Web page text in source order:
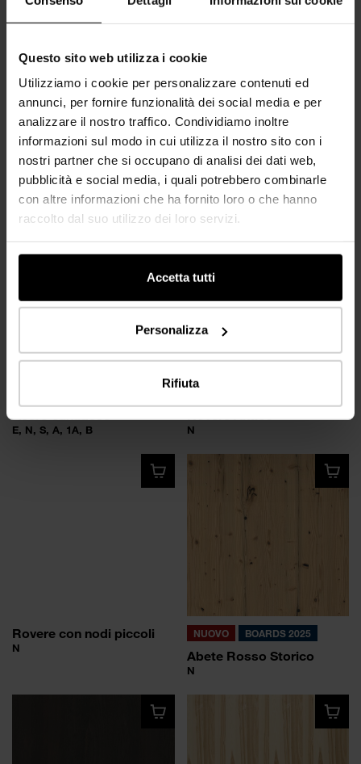
Questo sito web utilizza i cookie
Utilizziamo i cookie per personalizzare contenuti ed
annunci, per fornire funzionalità dei social media e per
analizzare il nostro traffico. Condividiamo inoltre
informazioni sul modo in cui utilizza il nostro sito con i
nostri partner che si occupano di analisi dei dati web,
pubblicità e social media, i quali potrebbero combinarle
con altre informazioni che ha fornito loro o che hanno
raccolto dal suo utilizzo dei loro servizi.
Accetta tutti
Personalizza
Rifiuta
Abete Rosso
E, N, S, A, 1A, B
Abete Rosso Con Nodi
E, N, S, A, 1A, B N
Rovere con nodi piccoli
N
NUOVO BOARDS 2025
Abete Rosso Storico
N